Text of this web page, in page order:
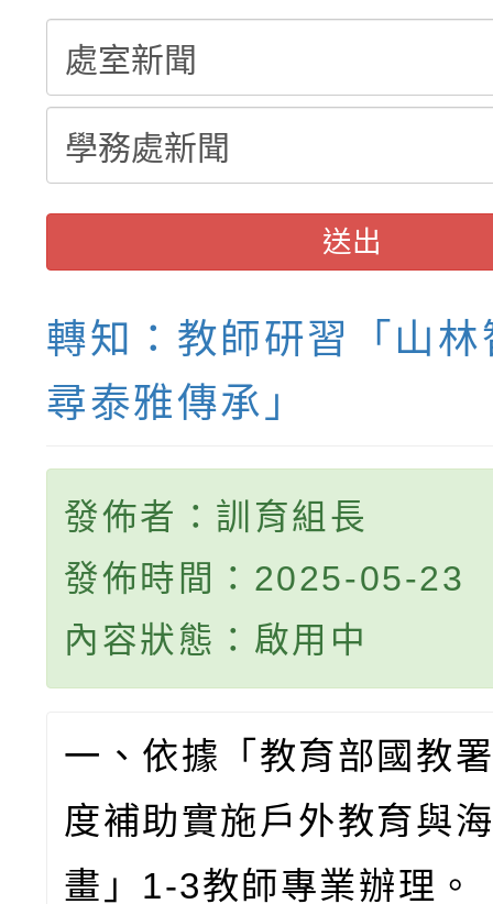
結果(第3招)
送出
轉知：教師研習「山
尋泰雅傳承」
發佈者：訓育組長
發佈時間：2025-05-23
內容狀態：啟用中
一、依據「教育部國教
度補助實施戶外教育與
畫」 1-3教師專業辦理。